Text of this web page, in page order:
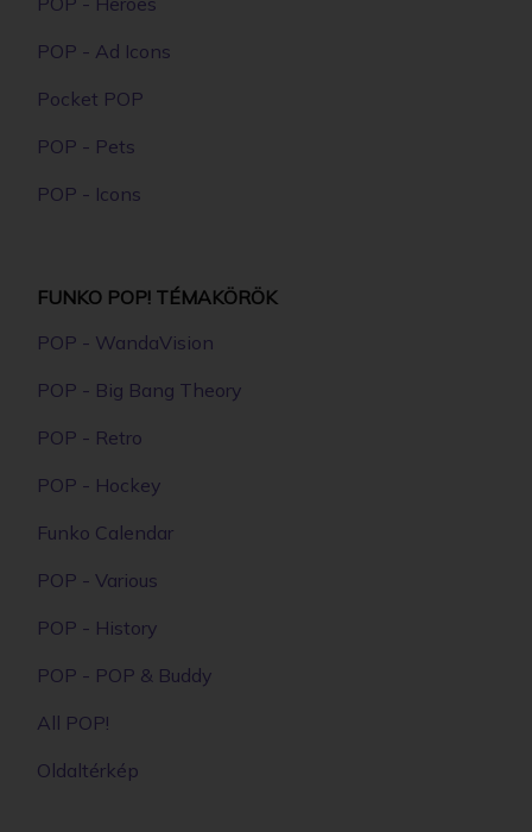
POP - Ad Icons
Pocket POP
POP - Pets
POP - Icons
FUNKO POP! TÉMAKÖRÖK
POP - WandaVision
POP - Big Bang Theory
POP - Retro
POP - Hockey
Funko Calendar
POP - Various
POP - History
POP - POP & Buddy
All POP!
Oldaltérkép